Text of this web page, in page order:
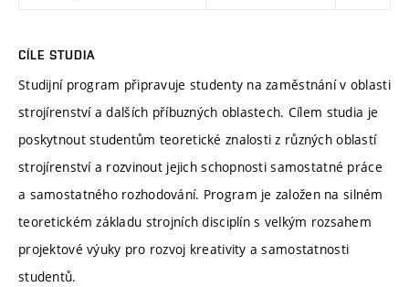
CÍLE STUDIA
Studijní program připravuje studenty na zaměstnání v oblasti
strojírenství a dalších příbuzných oblastech. Cílem studia je
poskytnout studentům teoretické znalosti z různých oblastí
strojírenství a rozvinout jejich schopnosti samostatné práce
a samostatného rozhodování. Program je založen na silném
teoretickém základu strojních disciplín s velkým rozsahem
projektové výuky pro rozvoj kreativity a samostatnosti
studentů.